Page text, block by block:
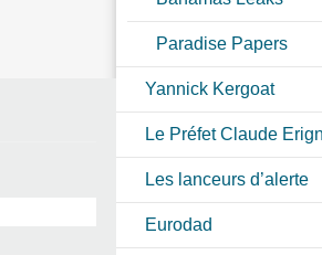
Paradise Papers
Yannick Kergoat
Le Préfet Claude
Les lanceurs d’alerte
Eurodad